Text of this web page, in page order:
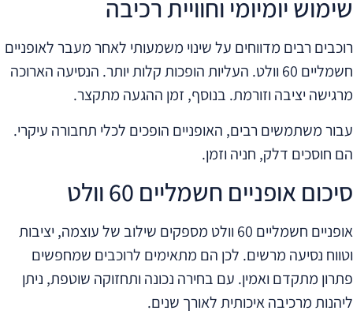
שימוש יומיומי וחוויית רכיבה
רוכבים רבים מדווחים על שינוי משמעותי לאחר מעבר לאופניים
חשמליים 60 וולט. העליות הופכות קלות יותר. הנסיעה הארוכה
מרגישה יציבה וזורמת. בנוסף, זמן ההגעה מתקצר.
עבור משתמשים רבים, האופניים הופכים לכלי תחבורה עיקרי.
הם חוסכים דלק, חניה וזמן.
סיכום אופניים חשמליים 60 וולט
אופניים חשמליים 60 וולט מספקים שילוב של עוצמה, יציבות
וטווח נסיעה מרשים. לכן הם מתאימים לרוכבים שמחפשים
פתרון מתקדם ואמין. עם בחירה נכונה ותחזוקה שוטפת, ניתן
ליהנות מרכיבה איכותית לאורך שנים.